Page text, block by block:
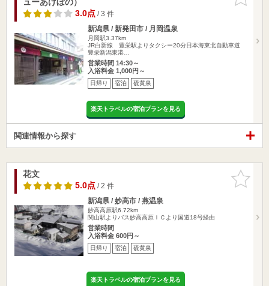
3.0点/ 3 件
新潟県 / 新発田市 / 月岡温泉
月岡駅3.37km
JR白新線 豊栄駅よりタクシー20分日本海東北自動車道
豊栄新潟東港…
営業時間 14:30～
入浴料金 1,000円～
日帰り 宿泊 硫黄泉
楽天トラベルの宿泊プランを見る
関連情報から探す
お気に入
りに追加
花文
5.0点/ 2 件
新潟県 / 妙高市 / 燕温泉
妙高高原駅6.72km
関山駅よりバス妙高高原ＩＣより国道18号経由
営業時間
入浴料金 600円～
日帰り 宿泊 硫黄泉
楽天トラベルの宿泊プランを見る